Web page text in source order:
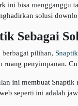
ini bisa mengganggu
solusi
Sebagai
berbagai pilihan, Snaptik
ruang penyimpanan.
ini membuat Snaptik
seperti ini adalah